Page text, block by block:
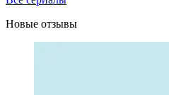
Новые отзывы